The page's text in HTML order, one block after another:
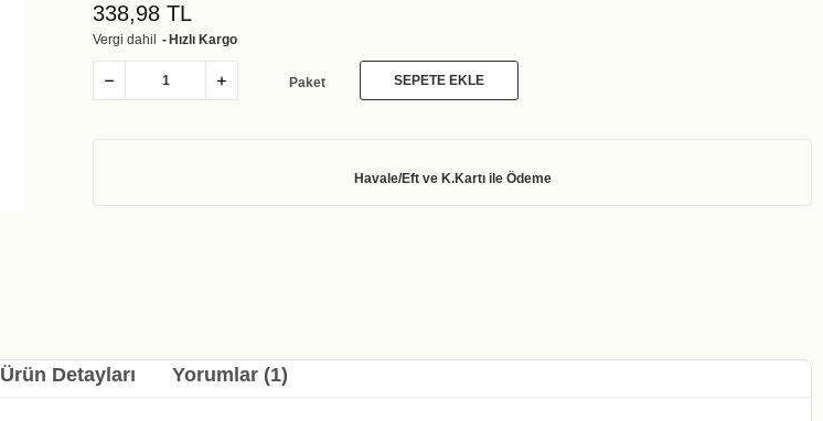
338,98 TL
Vergi dahil Hızlı Kargo
Paket SEPETE EKLE
Ürün Detayları Yorumlar (1)